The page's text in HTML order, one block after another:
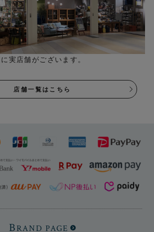
実店舗がございます。
店舗一覧はこちら
BRAND PAGE